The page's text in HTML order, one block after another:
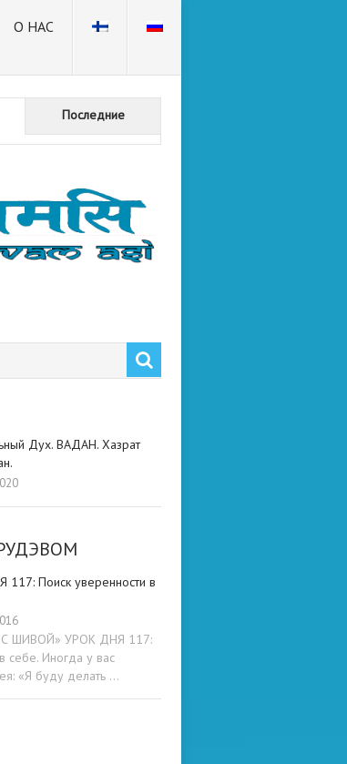
О НАС
Последние
Дух. ВАДАН. Хазрат
Поиск уверенности в
С ШИВОЙ» УРОК ДНЯ 117:
себе. Иногда у вас
«Я буду делать …